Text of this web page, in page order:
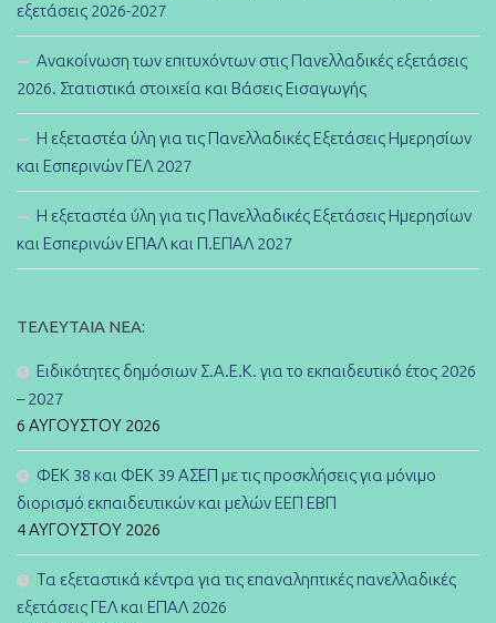
εξετάσεις 2026-2027
Ανακοίνωση των επιτυχόντων στις Πανελλαδικές εξετάσεις
2026. Στατιστικά στοιχεία και Βάσεις Εισαγωγής
Η εξεταστέα ύλη για τις Πανελλαδικές Εξετάσεις Ημερησίων
και Εσπερινών ΓΕΛ 2027
Η εξεταστέα ύλη για τις Πανελλαδικές Εξετάσεις Ημερησίων
και Εσπερινών ΕΠΑΛ και Π.ΕΠΑΛ 2027
ΤΕΛΕΥΤΑΊΑ ΝΈΑ:
Ειδικότητες δημόσιων Σ.Α.Ε.Κ. για το εκπαιδευτικό έτος 2026
– 2027
6 ΑΥΓΟΎΣΤΟΥ 2026
ΦΕΚ 38 και ΦΕΚ 39 ΑΣΕΠ με τις προσκλήσεις για μόνιμο
διορισμό εκπαιδευτικών και μελών ΕΕΠ ΕΒΠ
4 ΑΥΓΟΎΣΤΟΥ 2026
Τα εξεταστικά κέντρα για τις επαναληπτικές πανελλαδικές
εξετάσεις ΓΕΛ και ΕΠΑΛ 2026